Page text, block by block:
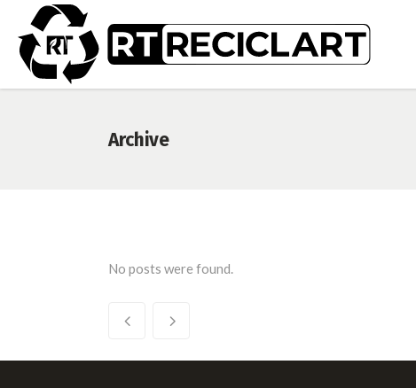
Archive
No posts were found.